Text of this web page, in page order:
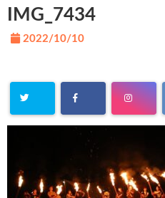
IMG_7434
2022/10/10